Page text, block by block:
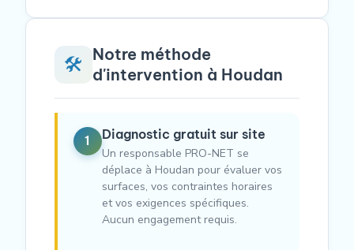
🛠️ Notre méthode
d'intervention à Houdan
1 Diagnostic gratuit sur site
Un responsable PRO-NET se
déplace à Houdan pour évaluer vos
surfaces, vos contraintes horaires
et vos exigences spécifiques.
Aucun engagement requis.